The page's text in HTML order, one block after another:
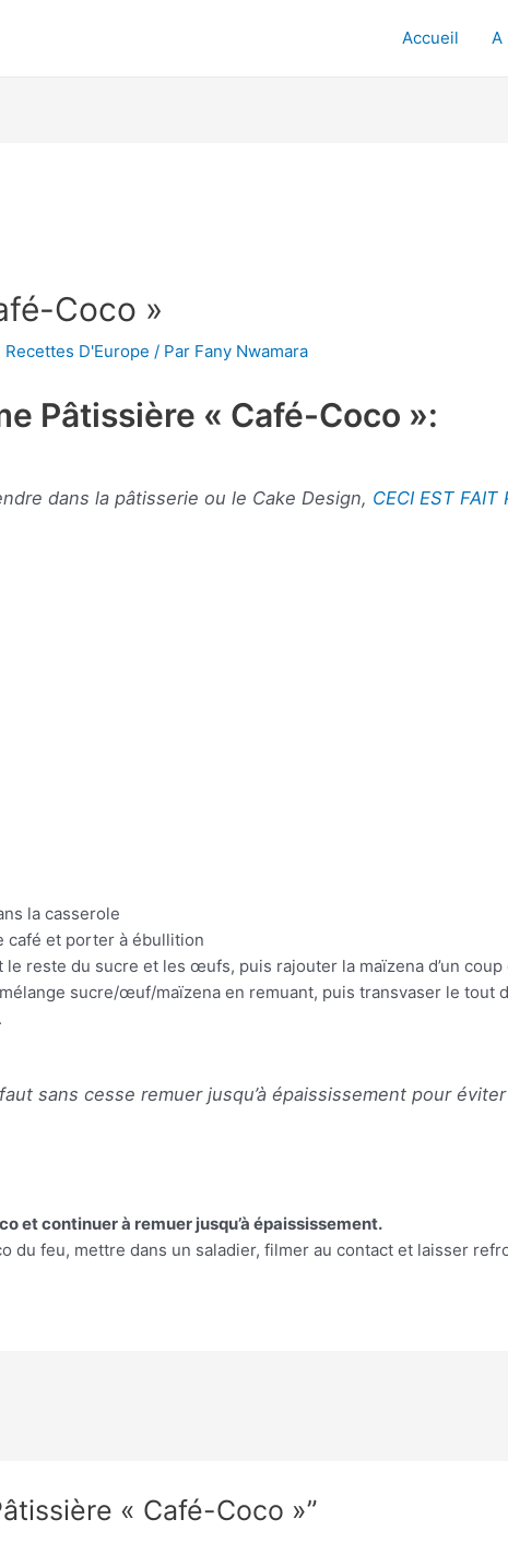
Accueil A
Coco »
Recettes D'Europe / Par Fany Nwamara
Pâtissière « Café-Coco »:
dans la pâtisserie ou le Cake Design, CECI EST FAIT
la casserole
café et porter à ébullition
reste du sucre et les œufs, puis rajouter la maïzena d’un
sucre/œuf/maïzena en remuant, puis transvaser le tout
sans cesse remuer jusqu’à épaississement pour éviter
et continuer à remuer jusqu’à épaississement.
du feu, mettre dans un saladier, filmer au contact et laisser
« Café-Coco »”